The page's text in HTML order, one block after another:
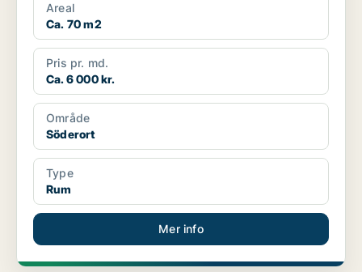
Areal
Ca. 70 m2
Pris pr. md.
Ca. 6 000 kr.
Område
Söderort
Type
Rum
Mer info